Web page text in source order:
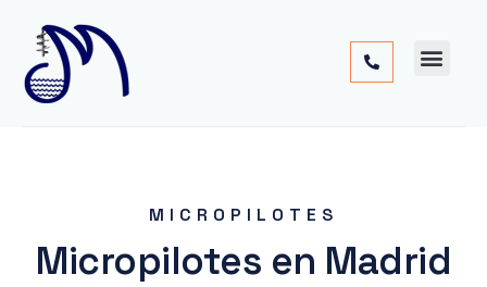
MICROPILOTES
Micropilotes en Madrid